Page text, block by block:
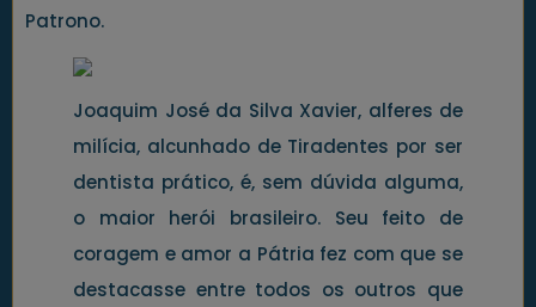
Patrono.
Joaquim José da Silva Xavier, alferes de
milícia, alcunhado de Tiradentes por ser
dentista prático, é, sem dúvida alguma,
o maior herói brasileiro. Seu feito de
coragem e amor a Pátria fez com que se
destacasse entre todos os outros que